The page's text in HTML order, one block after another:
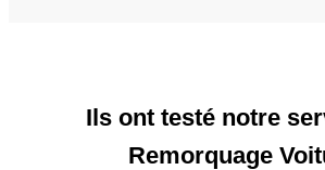
Ils ont testé notre
Remorquage